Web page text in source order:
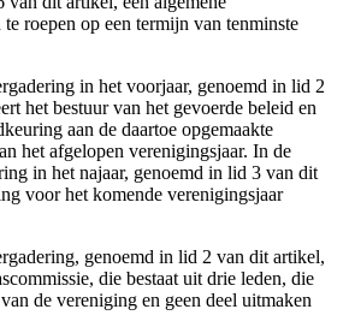
roepen op een termijn van tenminste
in het voorjaar, genoemd in lid 2
het bestuur van het gevoerde beleid en
aan de daartoe opgemaakte
het afgelopen verenigingsjaar. In de
in het najaar, genoemd in lid 3 van dit
voor het komende verenigingsjaar
genoemd in lid 2 van dit artikel,
die bestaat uit drie leden, die
de vereniging en geen deel uitmaken